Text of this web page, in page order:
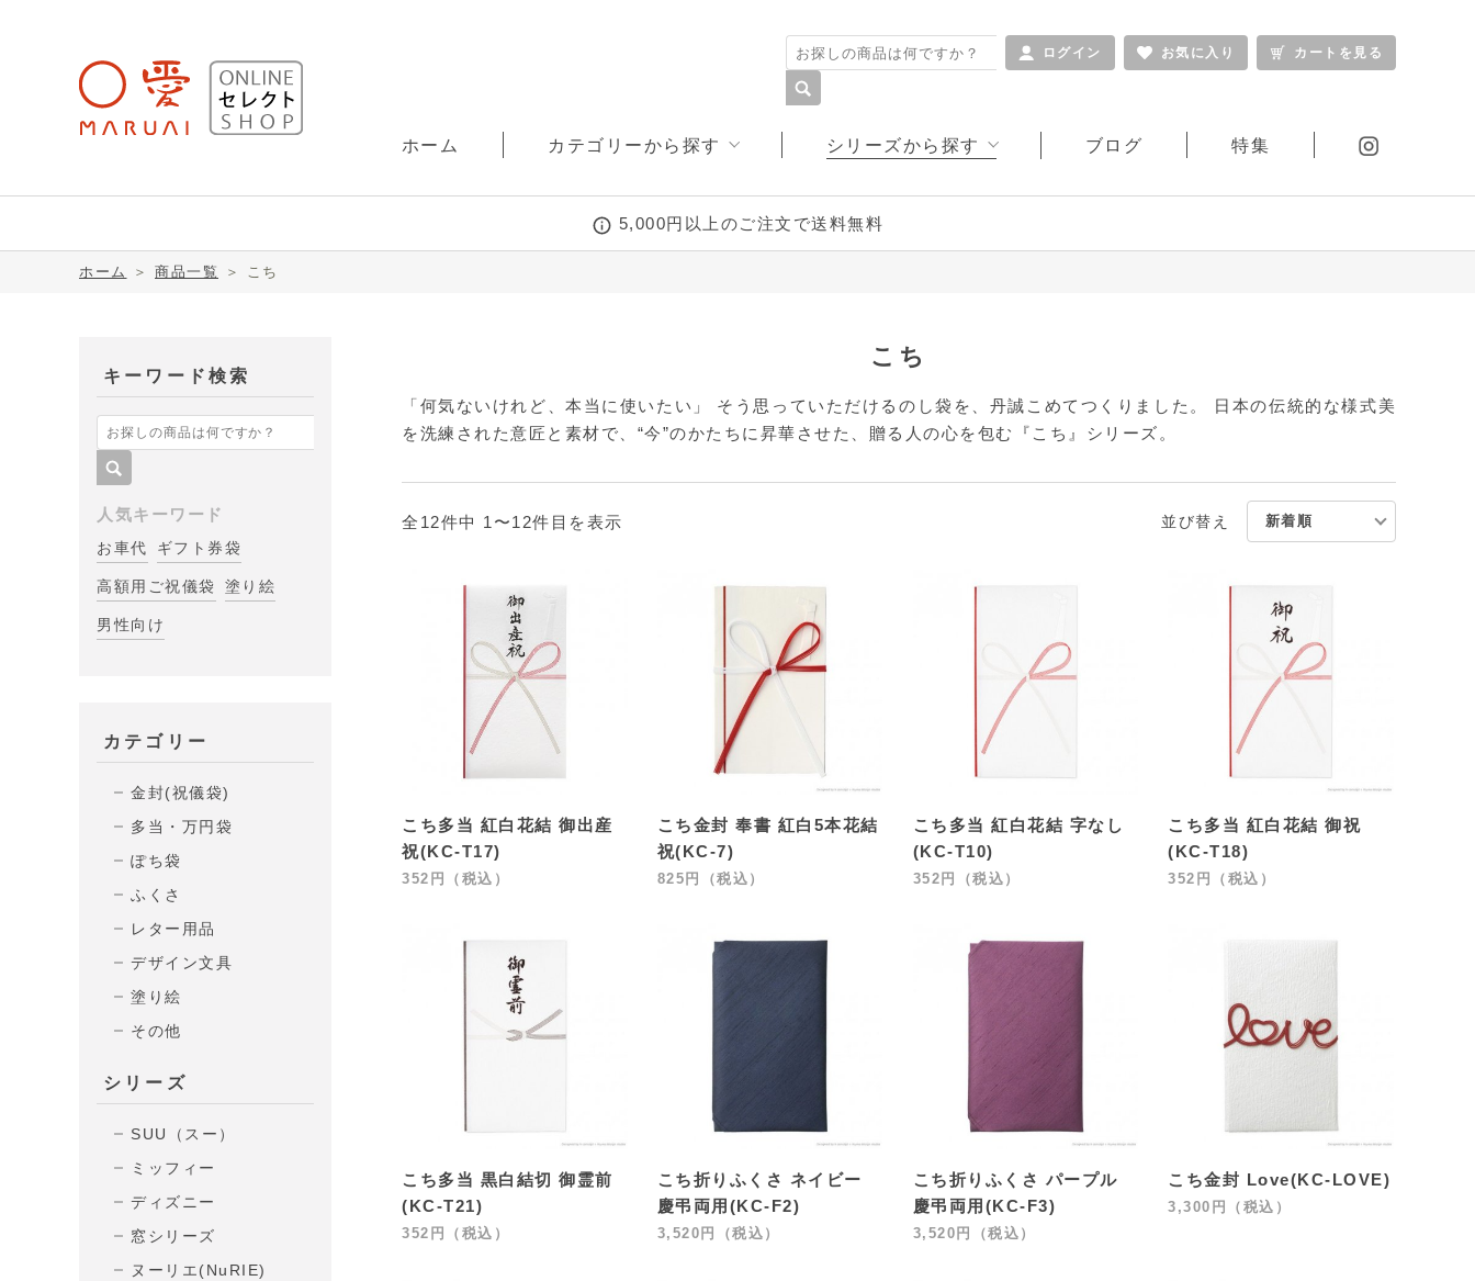
ログイン お気に入り カートを見る
ホーム カテゴリーから探す
塗り絵
シリーズから探す
こころシリーズ
ブログ 特集
5,000円以上のご注文で送料無料
ホーム ＞ 商品一覧 ＞ こち
キーワード検索
人気キーワード
お車代 ギフト券袋
高額用ご祝儀袋 塗り絵
男性向け
カテゴリー
金封(祝儀袋)
多当・万円袋
ぽち袋
ふくさ
レター用品
デザイン文具
塗り絵
その他
シリーズ
SUU（スー）
ミッフィー
ディズニー
窓シリーズ
ヌーリエ(NuRIE)
こち
「何気ないけれど、本当に使いたい」 そう思っていただけるのし袋を、丹誠こめてつくりました。 日本の伝統的な様式美
を洗練された意匠と素材で、“今”のかたちに昇華させた、贈る人の心を包む『こち』シリーズ。
全12件中 1〜12件目を表示 並び替え
こち多当 紅白花結 御出産
祝(KC-T17)
352円（税込）
こち金封 奉書 紅白5本花結
祝(KC-7)
825円（税込）
こち多当 紅白花結 字なし
(KC-T10)
352円（税込）
こち多当 紅白花結 御祝
(KC-T18)
352円（税込）
こち多当 黒白結切 御霊前
(KC-T21)
352円（税込）
こち折りふくさ ネイビー
慶弔両用(KC-F2)
3,520円（税込）
こち折りふくさ パープル
慶弔両用(KC-F3)
3,520円（税込）
こち金封 Love(KC-LOVE)
3,300円（税込）